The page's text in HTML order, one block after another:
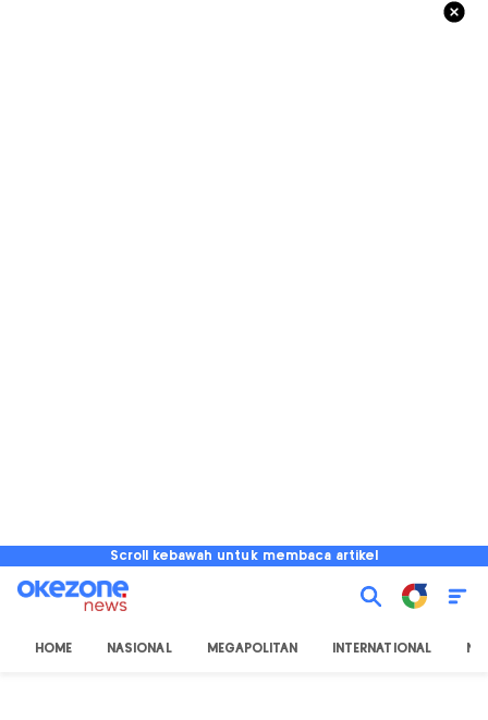
Scroll kebawah untuk membaca artikel
HOME NASIONAL MEGAPOLITAN INTERNATIONAL